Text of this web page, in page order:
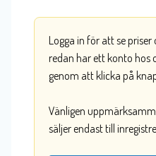
Logga in för att se
redan har ett konto hos
genom att klicka på
Vänligen
säljer endast till